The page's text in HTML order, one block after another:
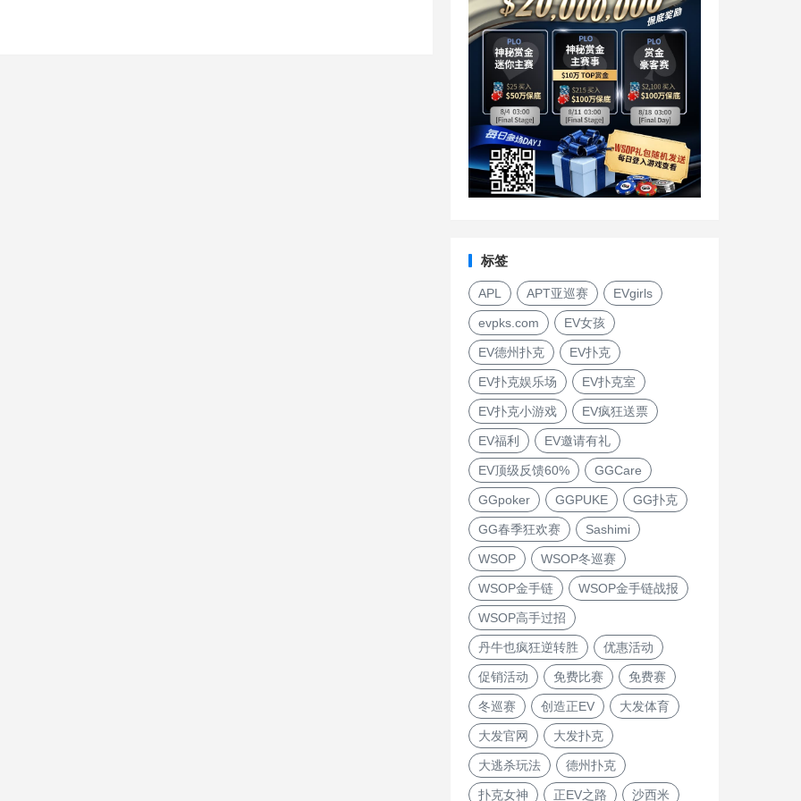
标签
APL APT亚巡赛 EVgirls
evpks.com EV女孩
EV德州扑克 EV扑克
EV扑克娱乐场 EV扑克室
EV扑克小游戏 EV疯狂送票
EV福利 EV邀请有礼
EV顶级反馈60% GGCare
GGpoker GGPUKE GG扑克
GG春季狂欢赛 Sashimi
WSOP WSOP冬巡赛
WSOP金手链 WSOP金手链战报
WSOP高手过招
丹牛也疯狂逆转胜 优惠活动
促销活动 免费比赛 免费赛
冬巡赛 创造正EV 大发体育
大发官网 大发扑克
大逃杀玩法 德州扑克
扑克女神 正EV之路 沙西米